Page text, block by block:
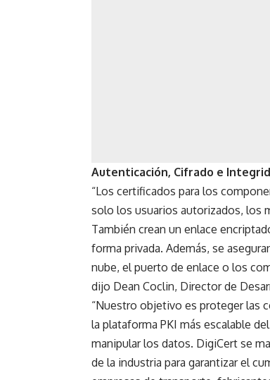
Autenticación, Cifrado e
“Los certificados para los
solo los usuarios autorizados, los
También crean un enlace
forma privada. Además, se
nube, el puerto de enlace o los
dijo Dean Coclin, Director de
“Nuestro objetivo es proteger las
la plataforma PKI más escalable
manipular los datos. DigiCert se
de la industria para garantizar el